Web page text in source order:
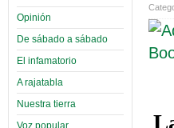
Opinión
De sábado a sábado
El infamatorio
A rajatabla
Nuestra tierra
Voz popular